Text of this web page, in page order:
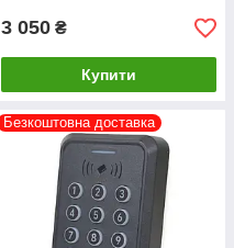
3 050 ₴
Купити
Безкоштовна доставка